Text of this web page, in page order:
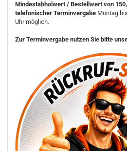
Mindestabholwert / Bestellwert von
telefonischer Terminvergabe Montag
Uhr möglich.
Zur Terminvergabe nutzen Sie bitte